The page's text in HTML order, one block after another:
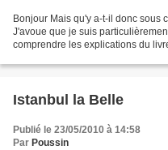
Bonjour Mais qu'y a-t-il donc sous
J'avoue que je suis
comprendre les explications du
Istanbul la Belle
Publié le 23/05/2010 à 14:58
Par Poussin